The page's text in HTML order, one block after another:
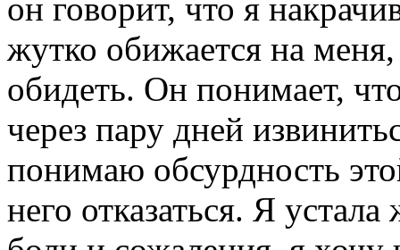
он говорит, что я
жутко обижается на
обидеть. Он понимает,
через пару дней
понимаю обсурдность
него отказаться. Я